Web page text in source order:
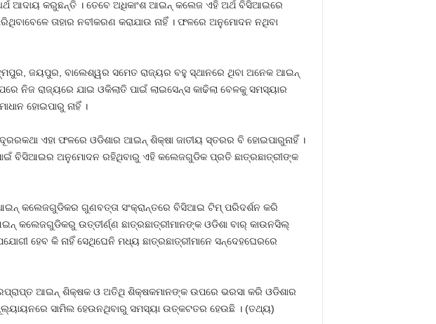
ଆଦାୟ କରୁଛନ୍ତି । ତେବେ ଅଧିକାଂଶ ଆଇନ୍‍ କଲେଜ ଏହି ଅର୍ଥ ବିସିଆଇରେ
ତାହାର ନବୀକରଣ କରାଯାଉ ନାହିଁ । ଫଳରେ ଅନୁମୋଦନ ନଥିବା
ଜୟପୁର, ବାଲେଶ୍ୱର ସମେତ ରାଜ୍ୟର ବହୁ ସ୍ଥାନରେ ଥିବା ଅନେକ ଆଇନ୍‍
ନିଜ ରାଜ୍ୟରେ ଯାଇ ଓକିଲାତି ପାଇଁ ଲାଇସେନ୍ସ କାଢିଲା ବେଳକୁ ସମସ୍ୟାର
ହୋଇପାରୁ ନାହିଁ ।
ଏହା ଫଳରେ ଓଡିଶାର ଆଇନ୍‍ ଶିକ୍ଷା ଜାତୀୟ ସ୍ତରର ବି ହୋଇପାରୁନାହିଁ ।
ବିସିଆଇର ଅନୁମୋଦନ ରହିଥିବାରୁ ଏହି କଲେଜଗୁଡିକ ପ୍ରତି ଛାତ୍ରଛାତ୍ରୀଙ୍କ
କଲେଜଗୁଡିକର ଗୁଣବତ୍ତା ସଂକ୍ରାନ୍ତରେ ବିସିଆଇ ଟିମ୍‍ ପରିଦର୍ଶନ କରି
ଉତ୍ତୀର୍ଣ୍ଣ ଛାତ୍ରଛାତ୍ରୀମାନଙ୍କ ଓଡିଶା ବାର୍‍ କାଉନସିଲ୍‍
ହେବ କି ନାହିଁ ସେଥିଘେନି ମଧ୍ୟ ଛାତ୍ରଛାତ୍ରୀମାନେ ସନ୍ଦେହଘେରରେ
ଆଇନ୍‍ ଶିକ୍ଷକ ଓ ଅତିଥି ଶିକ୍ଷକମାନଙ୍କ ଉପରେ ଭରସା କରି ଓଡିଶାର
ସାମିଲ ହେଉନଥିବାରୁ ସମସ୍ୟା ଉତ୍କଟତର ହେଉଛି । (ତଥ୍ୟ)